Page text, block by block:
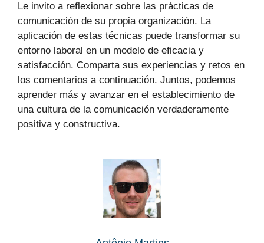
Le invito a reflexionar sobre las prácticas de
comunicación de su propia organización. La
aplicación de estas técnicas puede transformar su
entorno laboral en un modelo de eficacia y
satisfacción. Comparta sus experiencias y retos en
los comentarios a continuación. Juntos, podemos
aprender más y avanzar en el establecimiento de
una cultura de la comunicación verdaderamente
positiva y constructiva.